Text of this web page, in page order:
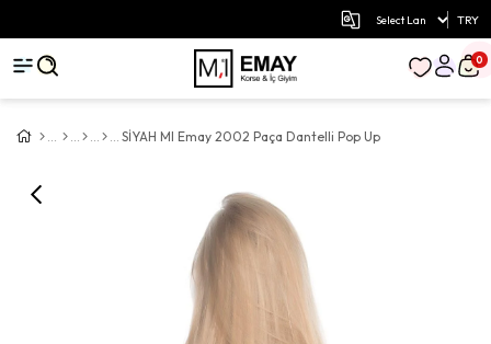
TRY
0
SİYAH MI Emay 2002 Paça Dantelli Pop Up